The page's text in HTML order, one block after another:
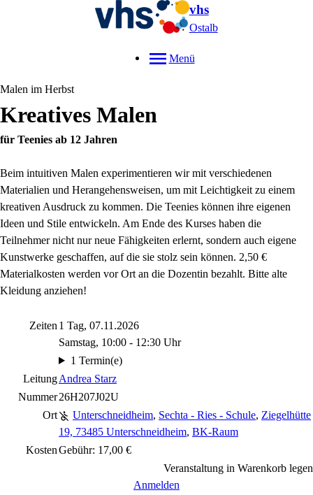
vhs
Ostalb
Menü
Malen im Herbst
Kreatives Malen
für Teenies ab 12 Jahren
Beim intuitiven Malen experimentieren wir mit verschiedenen
Materialien und Herangehensweisen, um mit Leichtigkeit zu einem
kreativen Ausdruck zu kommen. Die Teenies können ihre eigenen
Ideen und Stile entwickeln. Am Ende des Kurses haben die
Teilnehmer nicht nur neue Fähigkeiten erlernt, sondern auch eigene
Kunstwerke geschaffen, auf die sie stolz sein können. 2,50 €
Materialkosten werden vor Ort an die Dozentin bezahlt. Bitte alte
Kleidung anziehen!
Zeiten 1 Tag, 07.11.2026
Samstag, 10:00 - 12:30 Uhr
1 Termin(e)
LeitungAndrea Starz
Nummer26H207J02U
Ort
Unterschneidheim, Sechta - Ries - Schule, Ziegelhütte
19, 73485 Unterschneidheim, BK-Raum
KostenGebühr: 17,00 €
Veranstaltung in Warenkorb legen
Anmelden